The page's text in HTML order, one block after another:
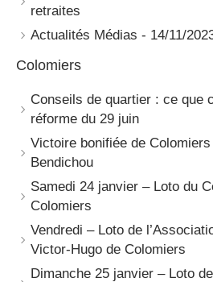
retraites
Actualités Médias - 14/11/
Colomiers
Conseils de quartier : ce que
réforme du 29 juin
Victoire bonifiée de
Bendichou
Samedi 24 janvier – Loto du
Colomiers
Vendredi – Loto de
Victor-Hugo de Colomiers
Dimanche 25 janvier – Loto